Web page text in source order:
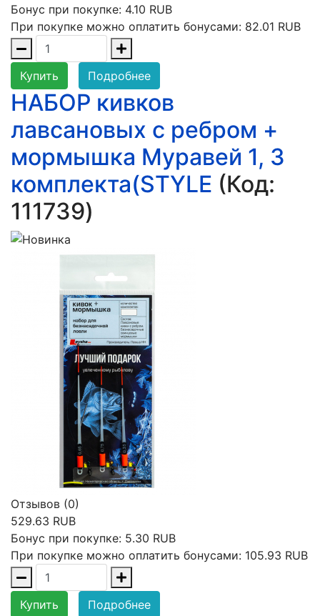
Бонус при покупке: 4.10 RUB
При покупке можно оплатить бонусами: 82.01 RUB
Купить Подробнее
НАБОР кивков
лавсановых с ребром +
мормышка Муравей 1, 3
комплекта(STYLE (Код:
111739)
Отзывов (0)
529.63 RUB
Бонус при покупке: 5.30 RUB
При покупке можно оплатить бонусами: 105.93 RUB
Купить Подробнее